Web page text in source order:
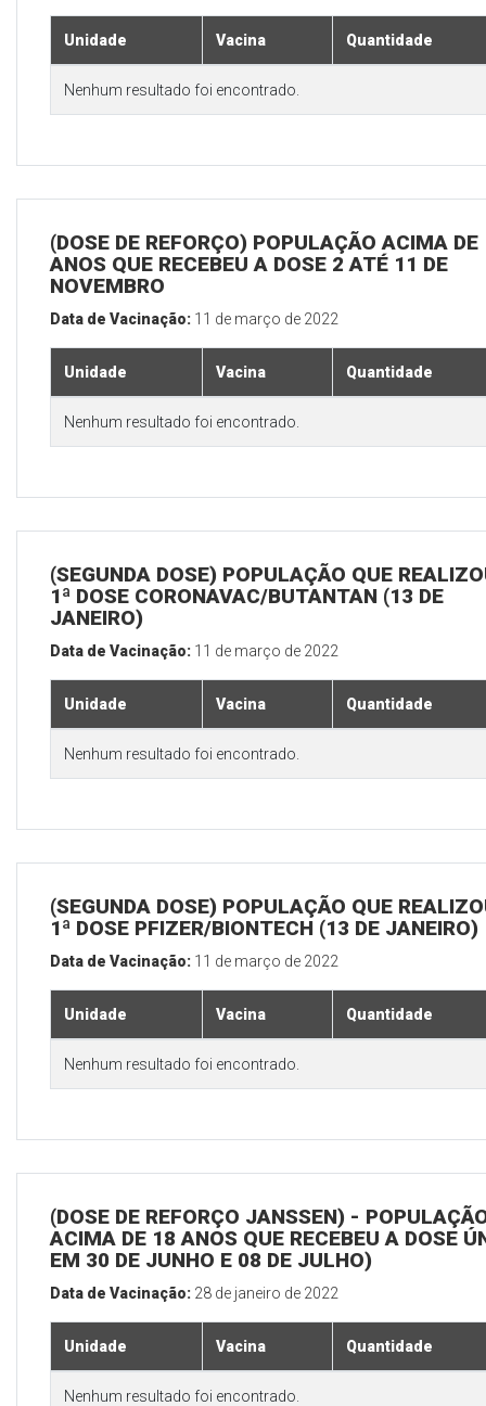
Unidade Vacina Quantidade
Nenhum resultado foi encontrado.
(DOSE DE REFORÇO) POPULAÇÃO ACIMA DE
ANOS QUE RECEBEU A DOSE 2 ATÉ 11 DE
NOVEMBRO
Data de Vacinação: 11 de março de 2022
Unidade Vacina Quantidade
Nenhum resultado foi encontrado.
(SEGUNDA DOSE) POPULAÇÃO QUE
1ª DOSE CORONAVAC/BUTANTAN (13 DE
JANEIRO)
Data de Vacinação: 11 de março de 2022
Unidade Vacina Quantidade
Nenhum resultado foi encontrado.
(SEGUNDA DOSE) POPULAÇÃO QUE
1ª DOSE PFIZER/BIONTECH (13 DE JANEIRO)
Data de Vacinação: 11 de março de 2022
Unidade Vacina Quantidade
Nenhum resultado foi encontrado.
(DOSE DE REFORÇO JANSSEN) -
ACIMA DE 18 ANOS QUE RECEBEU A DOSE
EM 30 DE JUNHO E 08 DE JULHO)
Data de Vacinação: 28 de janeiro de 2022
Unidade Vacina Quantidade
Nenhum resultado foi encontrado.